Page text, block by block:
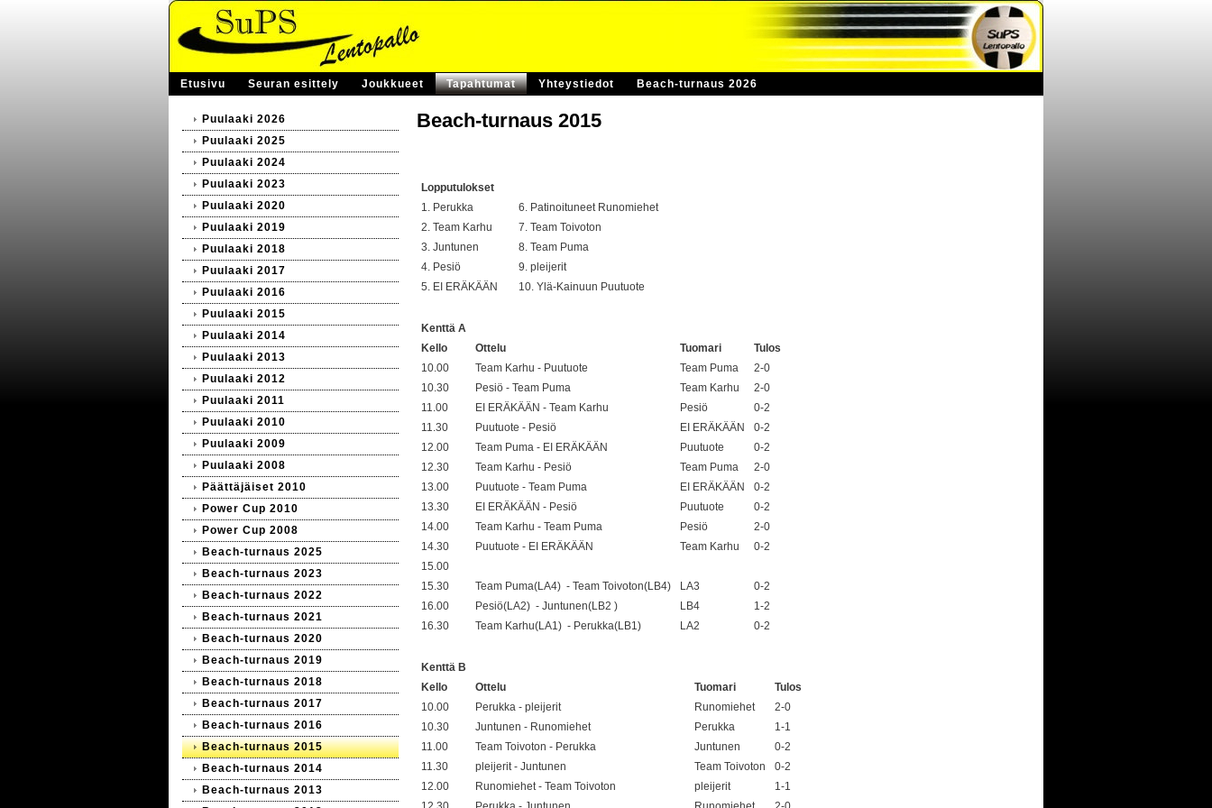
Etusivu Seuran esittely Joukkueet Tapahtumat Yhteystiedot Beach-turnaus 2026
Beach-turnaus 2015
Lopputulokset
1. Perukka
6. Patinoituneet Runomiehet
2. Team Karhu
7. Team Toivoton
3. Juntunen
8. Team Puma
4. Pesiö
9. pleijerit
5. EI ERÄKÄÄN
10. Ylä-Kainuun Puutuote
Kenttä A
Kello
Ottelu Tuomari
Tulos
10.00
Team Karhu - Puutuote Team Puma
2-0
10.30
Pesiö - Team Puma Team Karhu
2-0
11.00
EI ERÄKÄÄN - Team Karhu Pesiö
0-2
11.30
Puutuote - Pesiö EI ERÄKÄÄN
0-2
12.00
Team Puma - EI ERÄKÄÄN Puutuote
0-2
12.30
Team Karhu - Pesiö Team Puma
2-0
13.00
Puutuote - Team Puma EI ERÄKÄÄN
0-2
13.30
EI ERÄKÄÄN - Pesiö Puutuote
0-2
14.00
Team Karhu - Team Puma Pesiö
2-0
14.30
Puutuote - EI ERÄKÄÄN Team Karhu
0-2
15.00
15.30
Team Puma(LA4) - Team Toivoton(LB4) LA3
0-2
16.00
Pesiö(LA2) - Juntunen(LB2 ) LB4
1-2
16.30
Team Karhu(LA1) - Perukka(LB1) LA2 0-2
Kenttä B
Kello
Ottelu Tuomari
Tulos
10.00
Perukka - pleijerit Runomiehet
2-0
10.30
Juntunen - Runomiehet Perukka
1-1
11.00
Team Toivoton - Perukka Juntunen
0-2
11.30
pleijerit - Juntunen Team Toivoton
0-2
12.00
Runomiehet - Team Toivoton pleijerit
1-1
Puulaaki 2026
Puulaaki 2025
Puulaaki 2024
Puulaaki 2023
Puulaaki 2020
Puulaaki 2019
Puulaaki 2018
Puulaaki 2017
Puulaaki 2016
Puulaaki 2015
Puulaaki 2014
Puulaaki 2013
Puulaaki 2012
Puulaaki 2011
Puulaaki 2010
Puulaaki 2009
Puulaaki 2008
Päättäjäiset 2010
Power Cup 2010
Power Cup 2008
Beach-turnaus 2025
Beach-turnaus 2023
Beach-turnaus 2022
Beach-turnaus 2021
Beach-turnaus 2020
Beach-turnaus 2019
Beach-turnaus 2018
Beach-turnaus 2017
Beach-turnaus 2016
Beach-turnaus 2015
Beach-turnaus 2014
Beach-turnaus 2013